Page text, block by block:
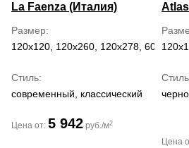
La Faenza (Италия)
Размер
120x120, 120x260, 120x278, 60x120
Стиль
современный, классический
Цена от: 5 942 руб./м2
Стиль
Цена